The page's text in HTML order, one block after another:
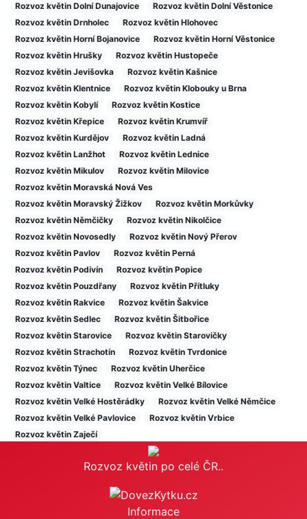
Rozvoz květin Dolní Dunajovice
Rozvoz květin Dolní Věstonice
Rozvoz květin Drnholec
Rozvoz květin Hlohovec
Rozvoz květin Horní Bojanovice
Rozvoz květin Horní Věstonice
Rozvoz květin Hrušky
Rozvoz květin Hustopeče
Rozvoz květin Jevišovka
Rozvoz květin Kašnice
Rozvoz květin Klentnice
Rozvoz květin Klobouky u Brna
Rozvoz květin Kobylí
Rozvoz květin Kostice
Rozvoz květin Křepice
Rozvoz květin Krumvíř
Rozvoz květin Kurdějov
Rozvoz květin Ladná
Rozvoz květin Lanžhot
Rozvoz květin Lednice
Rozvoz květin Mikulov
Rozvoz květin Milovice
Rozvoz květin Moravská Nová Ves
Rozvoz květin Moravský Žižkov
Rozvoz květin Morkůvky
Rozvoz květin Němčičky
Rozvoz květin Nikolčice
Rozvoz květin Novosedly
Rozvoz květin Nový Přerov
Rozvoz květin Pavlov
Rozvoz květin Perná
Rozvoz květin Podivín
Rozvoz květin Popice
Rozvoz květin Pouzdřany
Rozvoz květin Přítluky
Rozvoz květin Rakvice
Rozvoz květin Šakvice
Rozvoz květin Sedlec
Rozvoz květin Šitbořice
Rozvoz květin Starovice
Rozvoz květin Starovičky
Rozvoz květin Strachotín
Rozvoz květin Tvrdonice
Rozvoz květin Týnec
Rozvoz květin Uherčice
Rozvoz květin Valtice
Rozvoz květin Velké Bílovice
Rozvoz květin Velké Hostěrádky
Rozvoz květin Velké Němčice
Rozvoz květin Velké Pavlovice
Rozvoz květin Vrbice
Rozvoz květin Zaječí
Rozvoz květin po celé ČR..
Informace